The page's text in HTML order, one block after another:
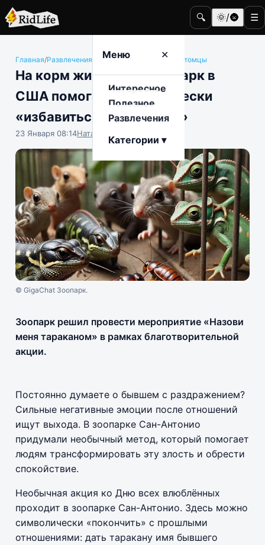
🔍 🌞/🌚 ☰
Меню ✕
Интересное
Полезное
Развлечения
Категории ▾
Главная/Развлечения Животные и домашние питомцы
На корм животным: зоопарк в
США помогает символически
«избавиться от бывшего»
23 Января 08:14Наталья Герасимова
© GigaChat Зоопарк.
Зоопарк решил провести мероприятие «Назови
меня тараканом» в рамках благотворительной
акции.
Постоянно думаете о бывшем с раздражением?
Сильные негативные эмоции после отношений
ищут выхода. В зоопарке Сан-Антонио
придумали необычный метод, который помогает
людям трансформировать эту злость и обрести
спокойствие.
Необычная акция ко Дню всех влюблённых
проходит в зоопарке Сан-Антонио. Здесь можно
символически «покончить» с прошлыми
отношениями: дать таракану имя бывшего